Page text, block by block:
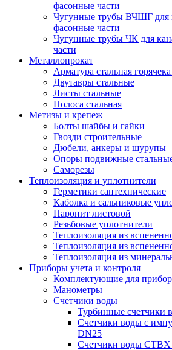
фасонные части
Чугунные трубы ВЧШГ для
фасонные части
Чугунные трубы ЧК для
части
Металлопрокат
Арматура стальная
Двутавры стальные
Листы стальные
Полоса стальная
Метизы и крепеж
Болты шайбы и гайки
Гвозди строительные
Дюбели, анкеры и шурупы
Опоры подвижные
Саморезы
Теплоизоляция и уплотнители
Герметики сантехнические
Каболка и сальниковые
Паронит листовой
Резьбовые уплотнители
Теплоизоляция из
Теплоизоляция из
Теплоизоляция из
Приборы учета и контроля
Комплектующие для
Манометры
Счетчики воды
Турбинные счетчики
Счетчики воды с
DN25
Счетчики воды СТВХ